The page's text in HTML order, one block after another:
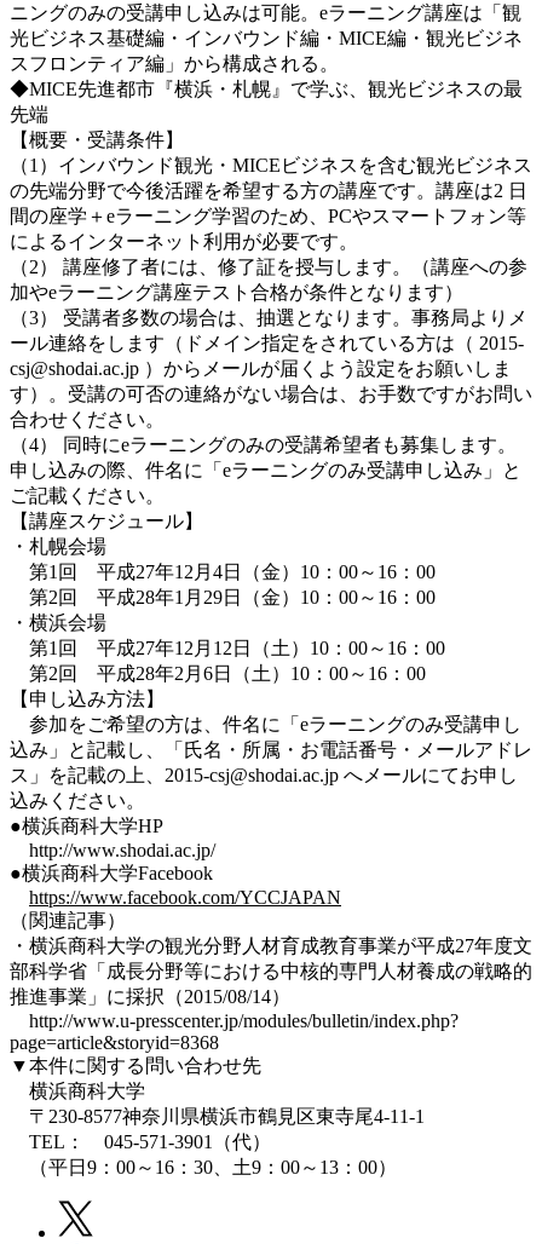
ニングのみの受講申し込みは可能。eラーニング講座は「観
光ビジネス基礎編・インバウンド編・MICE編・観光ビジネ
スフロンティア編」から構成される。
◆MICE先進都市『横浜・札幌』で学ぶ、観光ビジネスの最
先端
【概要・受講条件】
（1）インバウンド観光・MICEビジネスを含む観光ビジネス
の先端分野で今後活躍を希望する方の講座です。講座は2 日
間の座学＋eラーニング学習のため、PCやスマートフォン等
によるインターネット利用が必要です。
（2） 講座修了者には、修了証を授与します。（講座への参
加やeラーニング講座テスト合格が条件となります）
（3） 受講者多数の場合は、抽選となります。事務局よりメ
ール連絡をします（ドメイン指定をされている方は（ 2015-
csj@shodai.ac.jp ）からメールが届くよう設定をお願いしま
す）。受講の可否の連絡がない場合は、お手数ですがお問い
合わせください。
（4） 同時にeラーニングのみの受講希望者も募集します。
申し込みの際、件名に「eラーニングのみ受講申し込み」と
ご記載ください。
【講座スケジュール】
・札幌会場
第1回 平成27年12月4日（金）10：00～16：00
第2回 平成28年1月29日（金）10：00～16：00
・横浜会場
第1回 平成27年12月12日（土）10：00～16：00
第2回 平成28年2月6日（土）10：00～16：00
【申し込み方法】
参加をご希望の方は、件名に「eラーニングのみ受講申し
込み」と記載し、「氏名・所属・お電話番号・メールアドレ
ス」を記載の上、2015-csj@shodai.ac.jp へメールにてお申し
込みください。
●横浜商科大学HP
http://www.shodai.ac.jp/
●横浜商科大学Facebook
https://www.facebook.com/YCCJAPAN
（関連記事）
・横浜商科大学の観光分野人材育成教育事業が平成27年度文
部科学省「成長分野等における中核的専門人材養成の戦略的
推進事業」に採択（2015/08/14）
http://www.u-presscenter.jp/modules/bulletin/index.php?
page=article&storyid=8368
▼本件に関する問い合わせ先
横浜商科大学
〒230-8577神奈川県横浜市鶴見区東寺尾4-11-1
TEL： 045-571-3901（代）
（平日9：00～16：30、土9：00～13：00）